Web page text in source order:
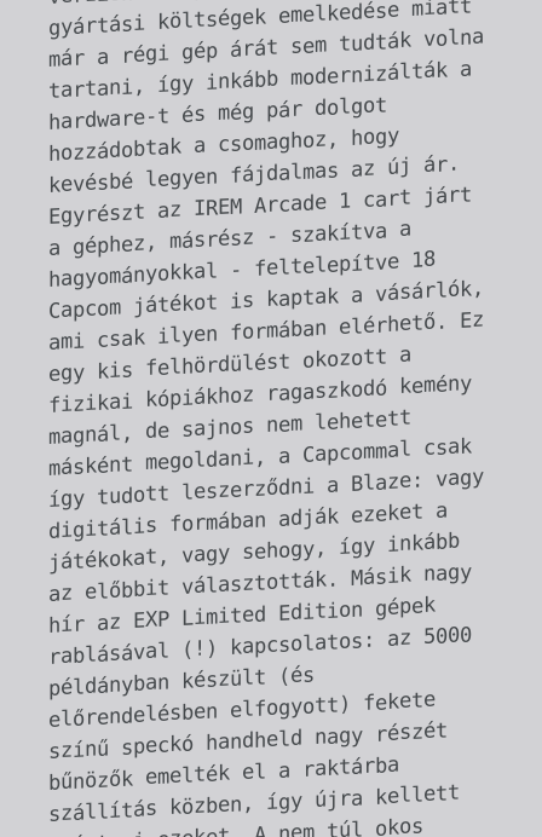
Morphcat Games Collection 1
A gyűjtemény modern 8-bites (NES)
játékokat tartalmaz a kéfős berlini
fejlesztőcsapattól. Julius Riecke kódol és
felelős a hang-szekcióért, Nicolas Bétoux
pedig a grafikát és a pályákat szolgáltatja.
Polgári állásuk mellett éjszakánként és
hétvégén dolgoznak játékaikon, állításuk
szerint kizárólag szusi és pizza által
hajtva. :)